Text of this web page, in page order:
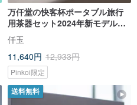
万仟堂の快客杯ポータブル旅行
用茶器セット2024年新モデルの
アウトドア用茶器セット、持ち
運び便利な観沧海
仟玉
11,640円 12,933円
Pinkoi限定
送料無料